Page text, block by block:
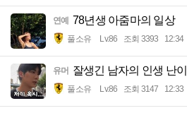
연예 78년생 아줌마의 일상
풀소유 Lv.86 조회 3393 12:34
유머 잘생긴 남자의 인생 난
풀소유 Lv.86 조회 3147 12:33